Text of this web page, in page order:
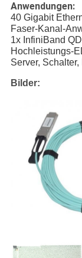
Anwendungen:
40 Gigabit
Faser-Kanal-
1x InfiniBand
Hochleistungs-
Server,
Bilder: